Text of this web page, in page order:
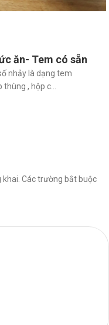
ăn- Tem có sẵn
nhảy là dạng tem
, hộp c...
Các trường bắt buộc